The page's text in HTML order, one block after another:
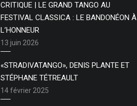
CRITIQUE | LE GRAND TANGO AU
FESTIVAL CLASSICA : LE BANDONÉON À
L’HONNEUR
13 juin 2026
«STRADIVATANGO», DENIS PLANTE ET
STÉPHANE TÉTREAULT
14 février 2025